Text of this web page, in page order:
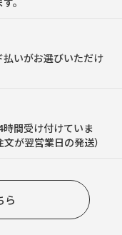
いがお選びいただけ
間受け付けていま
が翌営業日の発送）
ら